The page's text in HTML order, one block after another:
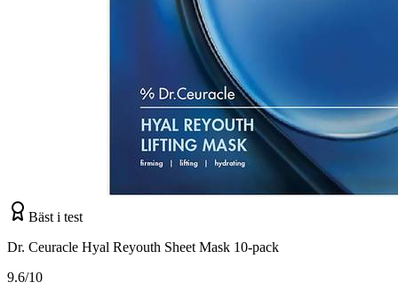
Bäst i test
Dr. Ceuracle Hyal Reyouth Sheet Mask 10-pack
9.6/10